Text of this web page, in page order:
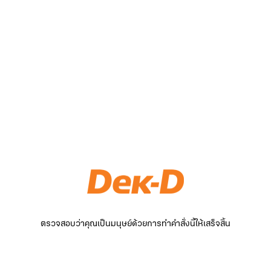
ตรวจสอบว่าคุณเป็นมนุษย์ด้วยการทำคำสั่งนี้ให้เสร็จสิ้น